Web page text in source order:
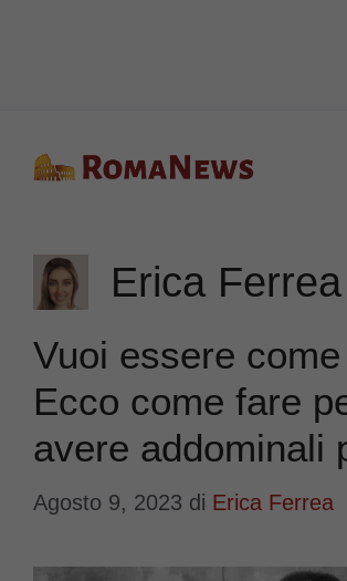
Erica Ferrea
Vuoi essere
Ecco come fare
avere addominali
Agosto 9, 2023 di Erica Ferrea